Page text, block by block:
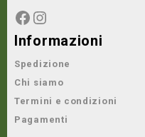
Informazioni
Spedizione
Chi siamo
Termini e condizioni
Pagamenti